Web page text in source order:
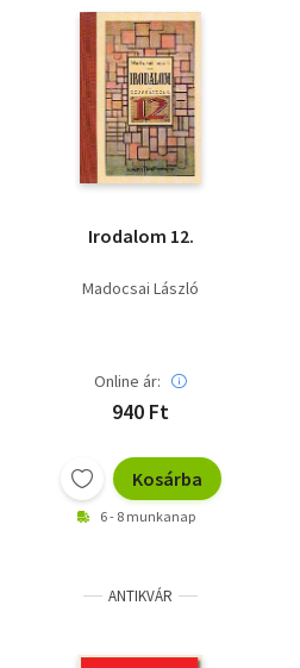
Irodalom 12.
Madocsai László
Online ár:
940 Ft
Kosárba
6 - 8 munkanap
ANTIKVÁR